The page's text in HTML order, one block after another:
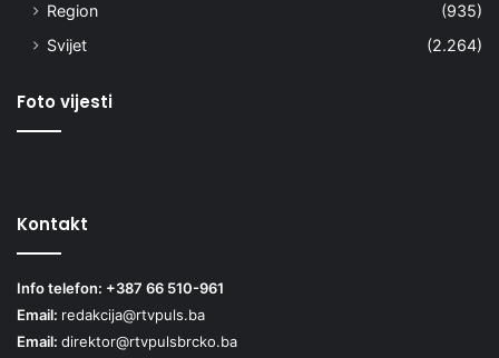
Region
(935)
Svijet
(2.264)
Foto vijesti
Kontakt
Info telefon: +387 66 510-961
Email: redakcija@rtvpuls.ba
Email: direktor@rtvpulsbrcko.ba